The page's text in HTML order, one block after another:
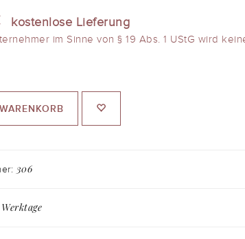
kostenlose Lieferung
im Sinne von § 19 Abs. 1 UStG wird
306